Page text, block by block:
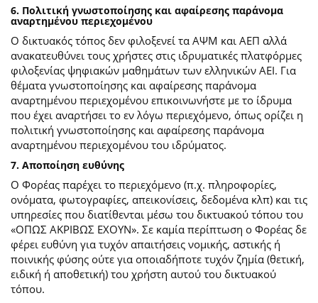
6. Πολιτική γνωστοποίησης και αφαίρεσης παράνομα
αναρτημένου περιεχομένου
Ο δικτυακός τόπος δεν φιλοξενεί τα ΑΨΜ και ΑΕΠ αλλά
ανακατευθύνει τους χρήστες στις ιδρυματικές πλατφόρμες
φιλοξενίας ψηφιακών μαθημάτων των ελληνικών ΑΕΙ. Για
θέματα γνωστοποίησης και αφαίρεσης παράνομα
αναρτημένου περιεχομένου επικοινωνήστε με το ίδρυμα
που έχει αναρτήσει το εν λόγω περιεχόμενο, όπως ορίζει η
πολιτική γνωστοποίησης και αφαίρεσης παράνομα
αναρτημένου περιεχομένου του ιδρύματος.
7. Αποποίηση ευθύνης
Ο Φορέας παρέχει το περιεχόμενο (π.χ. πληροφορίες,
ονόματα, φωτογραφίες, απεικονίσεις, δεδομένα κλπ) και τις
υπηρεσίες που διατίθενται μέσω του δικτυακού τόπου του
«ΟΠΩΣ ΑΚΡΙΒΩΣ ΕΧΟΥΝ». Σε καμία περίπτωση ο Φορέας δε
φέρει ευθύνη για τυχόν απαιτήσεις νομικής, αστικής ή
ποινικής φύσης ούτε για οποιαδήποτε τυχόν ζημία (θετική,
ειδική ή αποθετική) του χρήστη αυτού του δικτυακού
τόπου.